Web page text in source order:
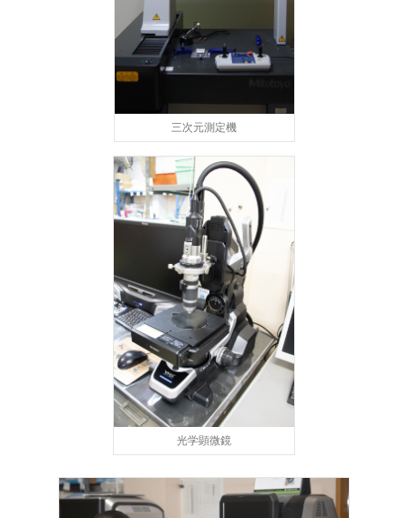
三次元測定機
光学顕微鏡